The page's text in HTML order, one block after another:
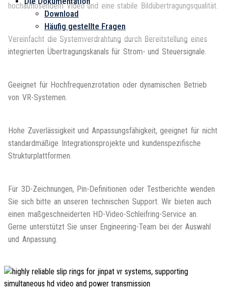
Download
Häufig gestellte Fragen
hochauflösendem Video und eine stabile Bildübertragungsqualität.
Vereinfacht die Systemverdrahtung durch Bereitstellung eines
integrierten Übertragungskanals für Strom- und Steuersignale.
Geeignet für Hochfrequenzrotation oder dynamischen Betrieb
von VR-Systemen.
Hohe Zuverlässigkeit und Anpassungsfähigkeit, geeignet für nicht
standardmäßige Integrationsprojekte und kundenspezifische
Strukturplattformen.
Für 3D-Zeichnungen, Pin-Definitionen oder Testberichte wenden
Sie sich bitte an unseren technischen Support. Wir bieten auch
einen maßgeschneiderten HD-Video-Schleifring-Service an.
Gerne unterstützt Sie unser Engineering-Team bei der Auswahl
und Anpassung.